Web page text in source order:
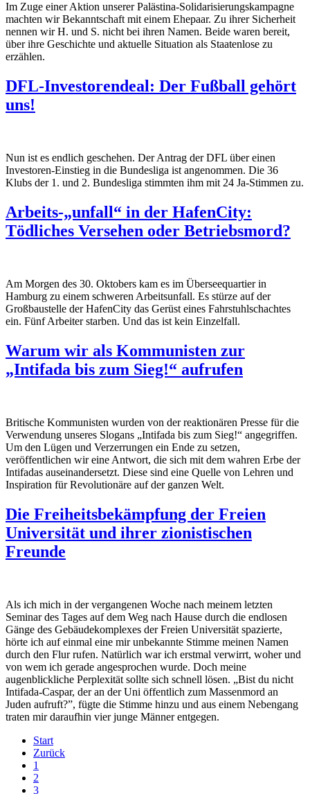
Im Zuge einer Aktion unserer Palästina-Solidarisierungskampagne
machten wir Bekanntschaft mit einem Ehepaar. Zu ihrer Sicherheit
nennen wir H. und S. nicht bei ihren Namen. Beide waren bereit,
über ihre Geschichte und aktuelle Situation als Staatenlose zu
erzählen.
DFL-Investorendeal: Der Fußball gehört
uns!
Nun ist es endlich geschehen. Der Antrag der DFL über einen
Investoren-Einstieg in die Bundesliga ist angenommen. Die 36
Klubs der 1. und 2. Bundesliga stimmten ihm mit 24 Ja-Stimmen zu.
Arbeits-„unfall“ in der HafenCity:
Tödliches Versehen oder Betriebsmord?
Am Morgen des 30. Oktobers kam es im Überseequartierin
Hamburg zu einem schweren Arbeitsunfall. Es stürze auf der
Großbaustelle der HafenCity das Gerüst eines Fahrstuhlschachtes
ein. FünfArbeiter starben. Und das ist kein Einzelfall.
Warum wir als Kommunisten zur
„Intifada bis zum Sieg!“ aufrufen
Britische Kommunisten wurden von der reaktionären Presse für die
Verwendung unseres Slogans „Intifada bis zum Sieg!“ angegriffen.
Um den Lügen und Verzerrungen ein Ende zu setzen,
veröffentlichen wir eine Antwort, die sich mit dem wahren Erbe der
Intifadas auseinandersetzt. Diese sind eine Quelle von Lehren und
Inspiration für Revolutionäre auf der ganzen Welt.
Die Freiheitsbekämpfung der Freien
Universität und ihrer zionistischen
Freunde
Als ich mich in der vergangenen Woche nach meinem letzten
Seminar des Tages auf dem Weg nach Hause durch die endlosen
Gänge des Gebäudekomplexes der Freien Universität spazierte,
hörte ich auf einmal eine mir unbekannte Stimme meinen Namen
durch den Flur rufen. Natürlich war ich erstmal verwirrt, woher und
von wem ich gerade angesprochen wurde. Doch meine
augenblickliche Perplexität sollte sich schnell lösen. „Bist du nicht
Intifada-Caspar, der an der Uni öffentlich zum Massenmord an
Juden aufruft?”, fügte die Stimme hinzu und aus einem Nebengang
traten mir daraufhin vier junge Männer entgegen.
Start
Zurück
1
2
3